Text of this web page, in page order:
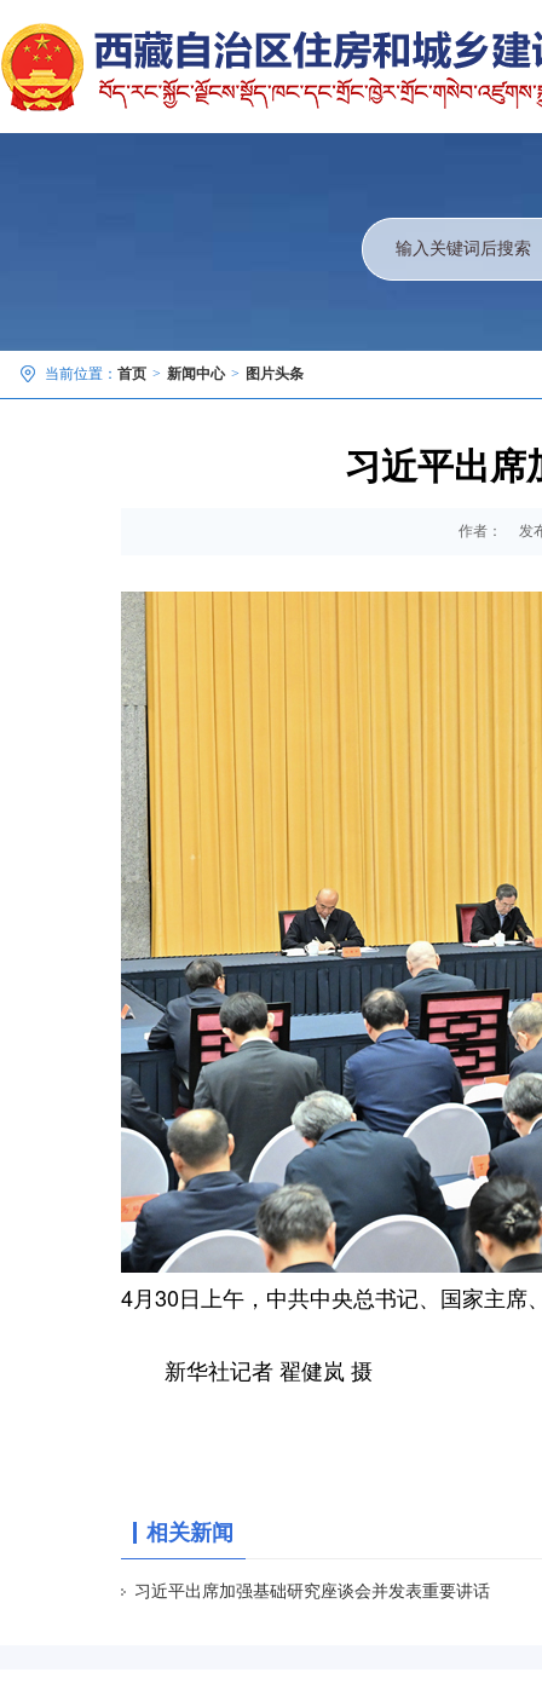
当前位置： 首页 > 新闻中心 > 图片头条
习近平出席
作者： 发
4月30日上午，中共中央总书记、国家主
新华社记者 翟健岚 摄
相关新闻
习近平出席加强基础研究座谈会并发表重要讲话